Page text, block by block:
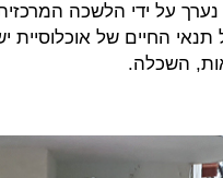
החיים של אוכלוסיית
השכלה.